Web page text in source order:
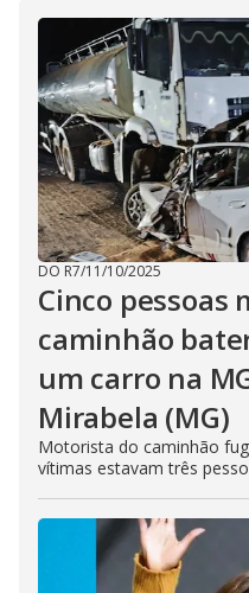
DO R7/11/10/2025
Cinco pessoas
caminhão
um carro na
Mirabela (MG)
Motorista do caminhão
vítimas estavam três